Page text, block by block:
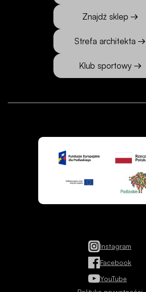
Znajdź sklep
Strefa architekta
Klub sportowy
Instagram
Facebook
YouTube